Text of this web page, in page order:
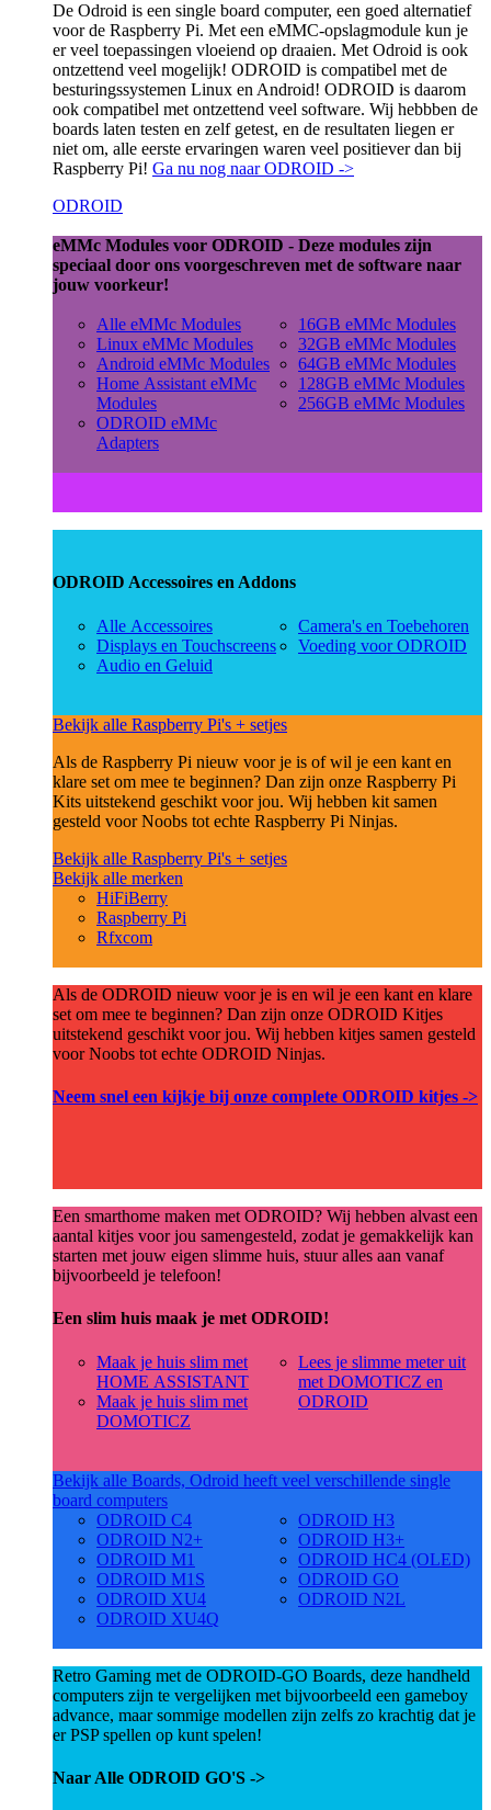
De Odroid is een single board computer, een goed alternatief
voor de Raspberry Pi. Met een eMMC-opslagmodule kun je
er veel toepassingen vloeiend op draaien. Met Odroid is ook
ontzettend veel mogelijk! ODROID is compatibel met de
besturingssystemen Linux en Android! ODROID is daarom
ook compatibel met ontzettend veel software. Wij hebbben de
boards laten testen en zelf getest, en de resultaten liegen er
niet om, alle eerste ervaringen waren veel positiever dan bij
Raspberry Pi! Ga nu nog naar ODROID ->
ODROID
eMMc Modules voor ODROID - Deze modules zijn
speciaal door ons voorgeschreven met de software naar
jouw voorkeur!
Alle eMMc Modules
Linux eMMc Modules
Android eMMc Modules
Home Assistant eMMc
Modules
ODROID eMMc
Adapters
16GB eMMc Modules
32GB eMMc Modules
64GB eMMc Modules
128GB eMMc Modules
256GB eMMc Modules
ODROID Accessoires en Addons
Alle Accessoires
Displays en Touchscreens
Audio en Geluid
Camera's en Toebehoren
Voeding voor ODROID
Bekijk alle Raspberry Pi's + setjes
Als de Raspberry Pi nieuw voor je is of wil je een kant en
klare set om mee te beginnen? Dan zijn onze Raspberry Pi
Kits uitstekend geschikt voor jou. Wij hebben kit samen
gesteld voor Noobs tot echte Raspberry Pi Ninjas.
Bekijk alle Raspberry Pi's + setjes
Bekijk alle merken
HiFiBerry
Raspberry Pi
Rfxcom
Als de ODROID nieuw voor je is en wil je een kant en klare
set om mee te beginnen? Dan zijn onze ODROID Kitjes
uitstekend geschikt voor jou. Wij hebben kitjes samen gesteld
voor Noobs tot echte ODROID Ninjas.
Neem snel een kijkje bij onze complete ODROID kitjes ->
Een smarthome maken met ODROID? Wij hebben alvast een
aantal kitjes voor jou samengesteld, zodat je gemakkelijk kan
starten met jouw eigen slimme huis, stuur alles aan vanaf
bijvoorbeeld je telefoon!
Een slim huis maak je met ODROID!
Maak je huis slim met
HOME ASSISTANT
Maak je huis slim met
DOMOTICZ
Lees je slimme meter uit
met DOMOTICZ en
ODROID
Bekijk alle Boards, Odroid heeft veel verschillende single
board computers
ODROID C4
ODROID N2+
ODROID M1
ODROID M1S
ODROID XU4
ODROID XU4Q
ODROID H3
ODROID H3+
ODROID HC4 (OLED)
ODROID GO
ODROID N2L
Retro Gaming met de ODROID-GO Boards, deze handheld
computers zijn te vergelijken met bijvoorbeeld een gameboy
advance, maar sommige modellen zijn zelfs zo krachtig dat je
er PSP spellen op kunt spelen!
Naar Alle ODROID GO'S ->